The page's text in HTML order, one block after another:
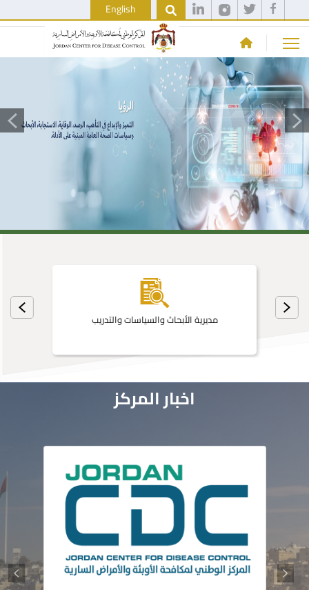
English
مديرية الأبحاث والسياسات والتدريب
اخبار المركز